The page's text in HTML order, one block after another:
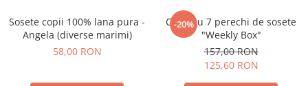
Sosete copii 100% lana pura -
Angela (diverse marimi)
58,00 RON
-20%
Cutie cu 7 perechi de sosete
"Weekly Box"
157,00 RON
125,60 RON